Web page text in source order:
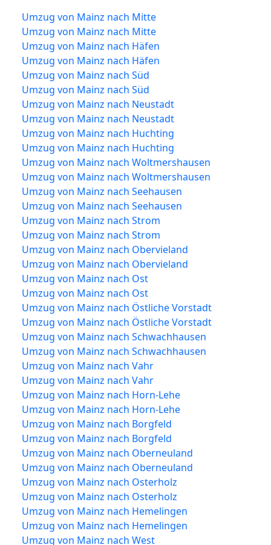
Umzug von Mainz nach Mitte
Umzug von Mainz nach Mitte
Umzug von Mainz nach Häfen
Umzug von Mainz nach Häfen
Umzug von Mainz nach Süd
Umzug von Mainz nach Süd
Umzug von Mainz nach Neustadt
Umzug von Mainz nach Neustadt
Umzug von Mainz nach Huchting
Umzug von Mainz nach Huchting
Umzug von Mainz nach Woltmershausen
Umzug von Mainz nach Woltmershausen
Umzug von Mainz nach Seehausen
Umzug von Mainz nach Seehausen
Umzug von Mainz nach Strom
Umzug von Mainz nach Strom
Umzug von Mainz nach Obervieland
Umzug von Mainz nach Obervieland
Umzug von Mainz nach Ost
Umzug von Mainz nach Ost
Umzug von Mainz nach Östliche Vorstadt
Umzug von Mainz nach Östliche Vorstadt
Umzug von Mainz nach Schwachhausen
Umzug von Mainz nach Schwachhausen
Umzug von Mainz nach Vahr
Umzug von Mainz nach Vahr
Umzug von Mainz nach Horn-Lehe
Umzug von Mainz nach Horn-Lehe
Umzug von Mainz nach Borgfeld
Umzug von Mainz nach Borgfeld
Umzug von Mainz nach Oberneuland
Umzug von Mainz nach Oberneuland
Umzug von Mainz nach Osterholz
Umzug von Mainz nach Osterholz
Umzug von Mainz nach Hemelingen
Umzug von Mainz nach Hemelingen
Umzug von Mainz nach West